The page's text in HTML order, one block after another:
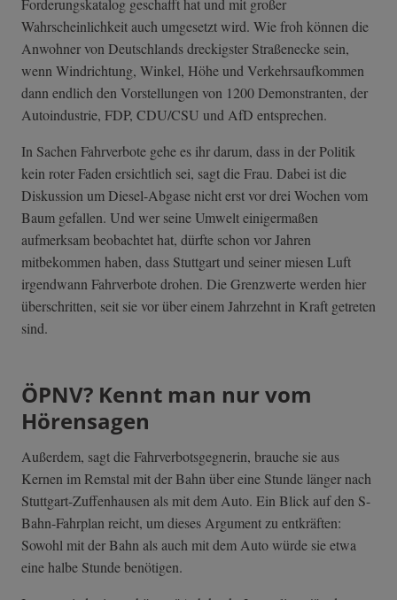
Forderungskatalog geschafft hat und mit großer
Wahrscheinlichkeit auch umgesetzt wird. Wie froh können die
Anwohner von Deutschlands dreckigster Straßenecke sein,
wenn Windrichtung, Winkel, Höhe und Verkehrsaufkommen
dann endlich den Vorstellungen von 1200 Demonstranten, der
Autoindustrie, FDP, CDU/CSU und AfD entsprechen.
In Sachen Fahrverbote gehe es ihr darum, dass in der Politik
kein roter Faden ersichtlich sei, sagt die Frau. Dabei ist die
Diskussion um Diesel-Abgase nicht erst vor drei Wochen vom
Baum gefallen. Und wer seine Umwelt einigermaßen
aufmerksam beobachtet hat, dürfte schon vor Jahren
mitbekommen haben, dass Stuttgart und seiner miesen Luft
irgendwann Fahrverbote drohen. Die Grenzwerte werden hier
überschritten, seit sie vor über einem Jahrzehnt in Kraft getreten
sind.
ÖPNV? Kennt man nur vom
Hörensagen
Außerdem, sagt die Fahrverbotsgegnerin, brauche sie aus
Kernen im Remstal mit der Bahn über eine Stunde länger nach
Stuttgart-Zuffenhausen als mit dem Auto. Ein Blick auf den S-
Bahn-Fahrplan reicht, um dieses Argument zu entkräften:
Sowohl mit der Bahn als auch mit dem Auto würde sie etwa
eine halbe Stunde benötigen.